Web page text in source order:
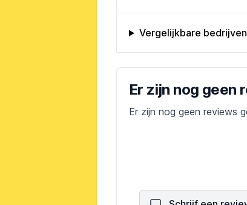
Vergelijkbare bedrijven
Bedrijfs reviews
Er zijn nog geen
Er zijn nog geen reviews